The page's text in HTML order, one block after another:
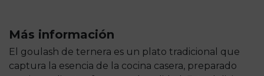
Más información
El goulash de ternera es un plato tradicional que
captura la esencia de la cocina casera, preparado